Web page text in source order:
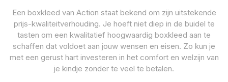
Een boxkleed van Action staat bekend om zijn uitstekende
prijs-kwaliteitverhouding. Je hoeft niet diep in de buidel te
tasten om een kwalitatief hoogwaardig boxkleed aan te
schaffen dat voldoet aan jouw wensen en eisen. Zo kun je
met een gerust hart investeren in het comfort en welzijn van
je kindje zonder te veel te betalen.